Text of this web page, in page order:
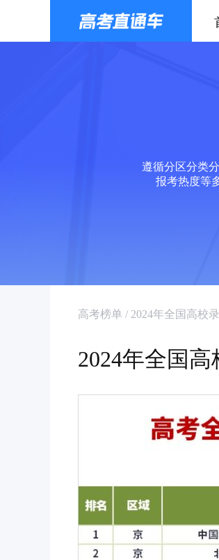
遵循分区分类
报考热度等
高考榜单 / 2024年全国高校
2024年全国